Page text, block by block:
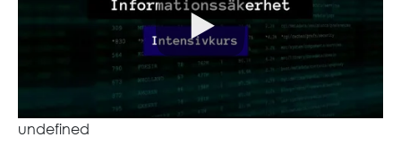
undefined